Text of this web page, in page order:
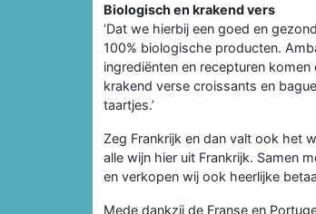
Biologisch en krakend vers
‘Dat we hierbij een goed en
100% biologische producten.
ingrediënten en recepturen
krakend verse croissants en
taartjes.’
Zeg Frankrijk en dan valt ook het
alle wijn hier uit Frankrijk. Samen
en verkopen wij ook heerlijke
Mede dankzij de Franse en